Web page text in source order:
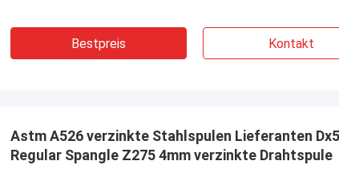
Bestpreis Kontakt
Astm A526 verzinkte Stahlspulen Lieferanten
Regular Spangle Z275 4mm verzinkte Drahtspule